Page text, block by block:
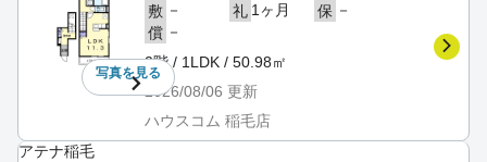
写真を見る
敷 － 礼 1ヶ月 保 －
償 －
2階 / 1LDK / 50.98㎡
2026/08/06 更新
ハウスコム 稲毛店
アテナ稲毛